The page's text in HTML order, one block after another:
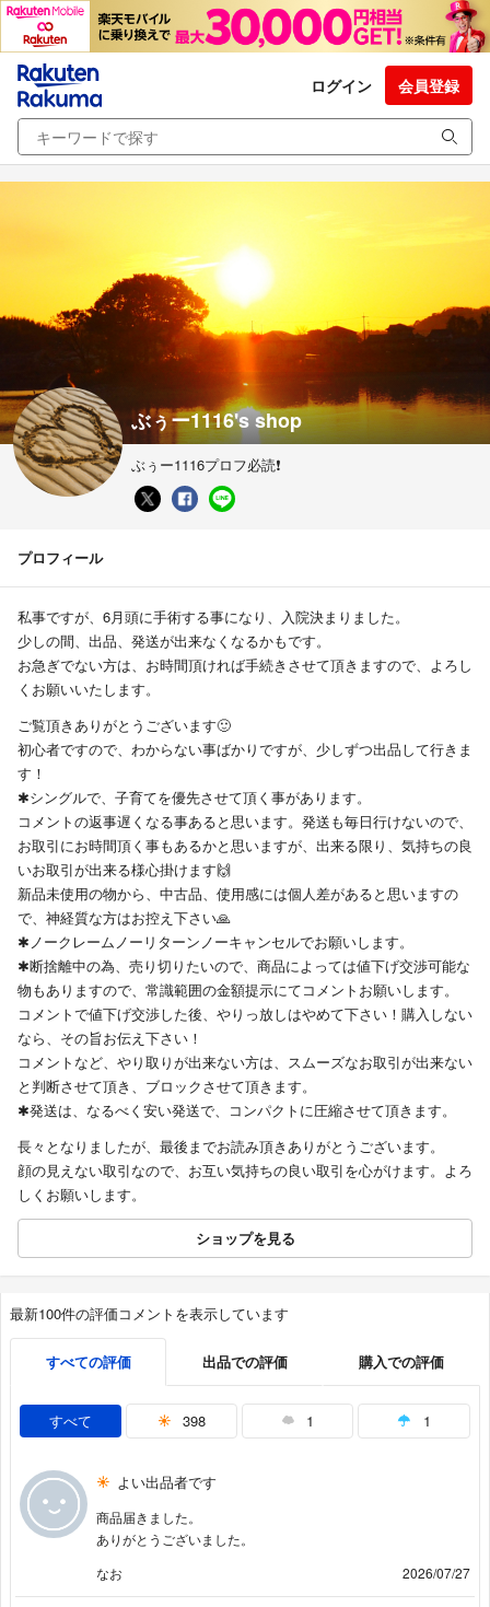
ログイン 会員登録
ぶぅー1116's shop
ぶぅー1116プロフ必読❗
プロフィール
私事ですが、6月頭に手術する事になり、入院決まりました。
少しの間、出品、発送が出来なくなるかもです。
お急ぎでない方は、お時間頂ければ手続きさせて頂きますので、よろし
くお願いいたします。
ご覧頂きありがとうございます🙂
初心者ですので、わからない事ばかりですが、少しずつ出品して行きま
す！
✱シングルで、子育てを優先させて頂く事があります。
コメントの返事遅くなる事あると思います。発送も毎日行けないので、
お取引にお時間頂く事もあるかと思いますが、出来る限り、気持ちの良
いお取引が出来る様心掛けます🙌
新品未使用の物から、中古品、使用感には個人差があると思いますの
で、神経質な方はお控え下さい🙏
✱ノークレームノーリターンノーキャンセルでお願いします。
✱断捨離中の為、売り切りたいので、商品によっては値下げ交渉可能な
物もありますので、常識範囲の金額提示にてコメントお願いします。
コメントで値下げ交渉した後、やりっ放しはやめて下さい！購入しない
なら、その旨お伝え下さい！
コメントなど、やり取りが出来ない方は、スムーズなお取引が出来ない
と判断させて頂き、ブロックさせて頂きます。
✱発送は、なるべく安い発送で、コンパクトに圧縮させて頂きます。
長々となりましたが、最後までお読み頂きありがとうございます。
顔の見えない取引なので、お互い気持ちの良い取引を心がけます。よろ
しくお願いします。
ショップを見る
最新100件の評価コメントを表示しています
すべての評価 出品での評価 購入での評価
すべて 398 1 1
よい出品者です
商品届きました。
ありがとうございました。
なお
2026/07/27